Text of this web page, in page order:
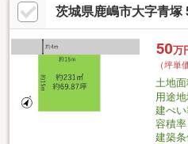
茨城県鹿嶋市大字青塚
50万
（坪単
土地
用途
建ぺ
容積率
建築